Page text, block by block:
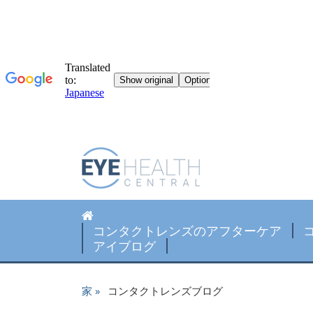
コンタクトレンズのアフターケア
アイブログ
家 コンタクトレンズブログ